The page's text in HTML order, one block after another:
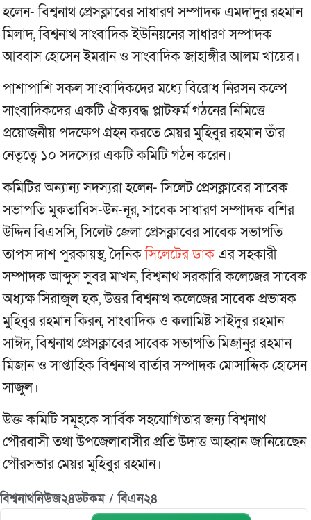
হলেন- বিশ্বনাথ প্রেসক্লাবের সাধারণ সম্পাদক এমদাদুর রহমান
মিলাদ, বিশ্বনাথ সাংবাদিক ইউনিয়নের সাধারণ সম্পাদক
আব্বাস হোসেন ইমরান ও সাংবাদিক জাহাঙ্গীর আলম খায়ের।
পাশাপাশি সকল সাংবাদিকদের মধ্যে বিরোধ নিরসন কল্পে
সাংবাদিকদের একটি ঐক্যবদ্ধ প্লাটফর্ম গঠনের নিমিত্তে
প্রয়োজনীয় পদক্ষেপ গ্রহন করতে মেয়র মুহিবুর রহমান তাঁর
নেতৃত্বে ১০ সদস্যের একটি কমিটি গঠন করেন।
কমিটির অন্যান্য সদস্যরা হলেন- সিলেট প্রেসক্লাবের সাবেক
সভাপতি মুকতাবিস-উন-নূর, সাবেক সাধারণ সম্পাদক বশির
উদ্দিন বিএসসি, সিলেট জেলা প্রেসক্লাবের সাবেক সভাপতি
তাপস দাশ পুরকায়স্থ, দৈনিকসিলেটের ডাক এর সহকারী
সম্পাদক আব্দুস সুবর মাখন, বিশ্বনাথ সরকারি কলেজের সাবেক
অধ্যক্ষ সিরাজুল হক, উত্তর বিশ্বনাথ কলেজের সাবেক প্রভাষক
মুহিবুর রহমান কিরন, সাংবাদিক ও কলামিষ্ট সাইদুর রহমান
সাঈদ, বিশ্বনাথ প্রেসক্লাবের সাবেক সভাপতি মিজানুর রহমান
মিজান ও সাপ্তাহিক বিশ্বনাথ বার্তার সম্পাদক মোসাদ্দিক হোসেন
সাজুল।
উক্ত কমিটি সমূহকে সার্বিক সহযোগিতার জন্য বিশ্বনাথ
পৌরবাসী তথা উপজেলাবাসীর প্রতি উদাত্ত আহ্বান জানিয়েছেন
পৌরসভার মেয়র মুহিবুর রহমান।
বিশ্বনাথনিউজ২৪ডটকম / বিএন২৪